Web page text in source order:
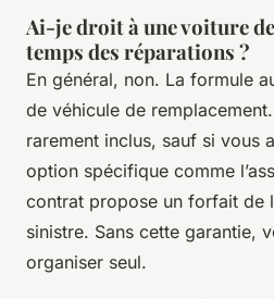
Ai-je droit à une voiture
temps des réparations ?
En général, non. La formule
de véhicule de
rarement inclus, sauf si vous
option spécifique comme
contrat propose un forfait de
sinistre. Sans cette garantie,
organiser seul.